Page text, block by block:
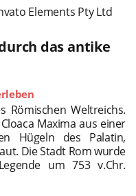
das antike
Weltreichs.
Maxima aus einer
Hügeln des Palatin,
Die Stadt Rom wurde
um 753 v.Chr.